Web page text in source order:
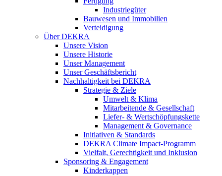
Industriegüter
Bauwesen und Immobilien
Verteidigung
Über DEKRA
Unsere Vision
Unsere Historie
Unser Management
Unser Geschäftsbericht
Nachhaltigkeit bei DEKRA
Strategie & Ziele
Umwelt & Klima
Mitarbeitende & Gesellschaft
Liefer- & Wertschöpfungskette
Management & Governance
Initiativen & Standards
DEKRA Climate Impact-Programm
Vielfalt, Gerechtigkeit und Inklusion​
Sponsoring & Engagement
Kinderkappen